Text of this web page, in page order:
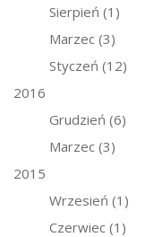
Sierpień (1)
Marzec (3)
Styczeń (12)
2016
Grudzień (6)
Marzec (3)
2015
Wrzesień (1)
Czerwiec (1)